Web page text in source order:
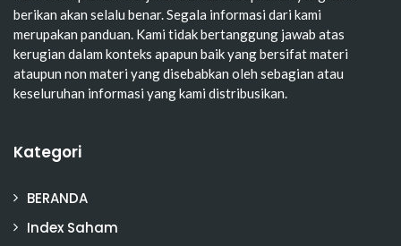
berikan akan selalu benar. Segala informasi dari kami
merupakan panduan. Kami tidak bertanggung jawab atas
kerugian dalam konteks apapun baik yang bersifat materi
ataupun non materi yang disebabkan oleh sebagian atau
keseluruhan informasi yang kami distribusikan.
Kategori
BERANDA
Index Saham